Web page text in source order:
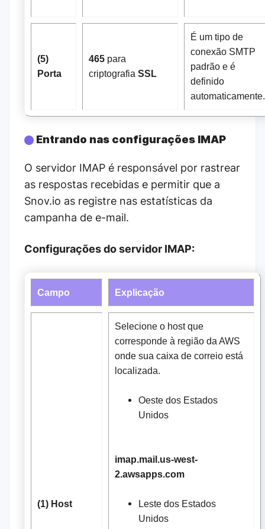
(5)
Porta
465 para
criptografia SSL
É um tipo de
conexão SMTP
padrão e é
definido
automaticamente.
Entrando nas configurações IMAP
O servidor IMAP é responsável por rastrear
as respostas recebidas e permitir que a
Snov.io as registre nas estatísticas da
campanha de e-mail.
Configurações do servidor IMAP:
Campo Explicação
(1) Host
Selecione o host que
corresponde à região da AWS
onde sua caixa de correio está
localizada.
Oeste dos Estados
Unidos
imap.mail.us-west-
2.awsapps.com
Leste dos Estados
Unidos